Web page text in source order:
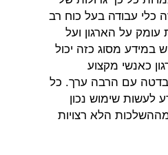
כלי עבודה בעל כוח רב
עומק על הארגון ועל
במידע מסוג כזה יכול
כאנשי מקצוע
עם הרבה ערך. כל
לעשות שימוש נכון
הלא רצויות